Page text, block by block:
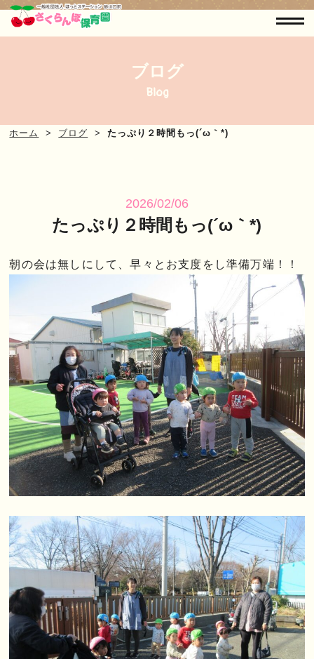
ブログ
Blog
ホーム ブログ たっぷり２時間もっ(´ω｀*)
2026/02/06
たっぷり２時間もっ(´ω｀*)
朝の会は無しにして、早々とお支度をし準備万端！！